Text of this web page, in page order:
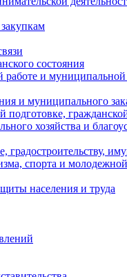
состояния
работе и
и муниципального
подготовке,
хозяйства и
градостроительству,
спорта и
населения и труда